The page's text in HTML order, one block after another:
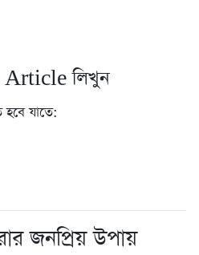
লিখুন
হবে যাতে:
জনপ্রিয় উপায়